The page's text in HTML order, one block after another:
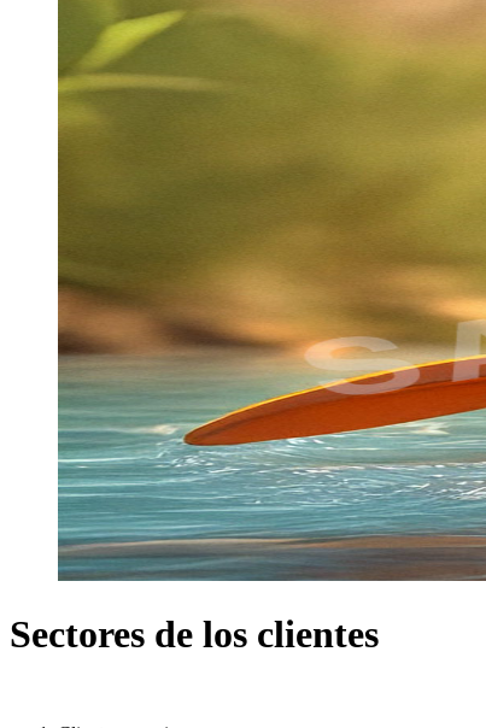
Sectores de los clientes